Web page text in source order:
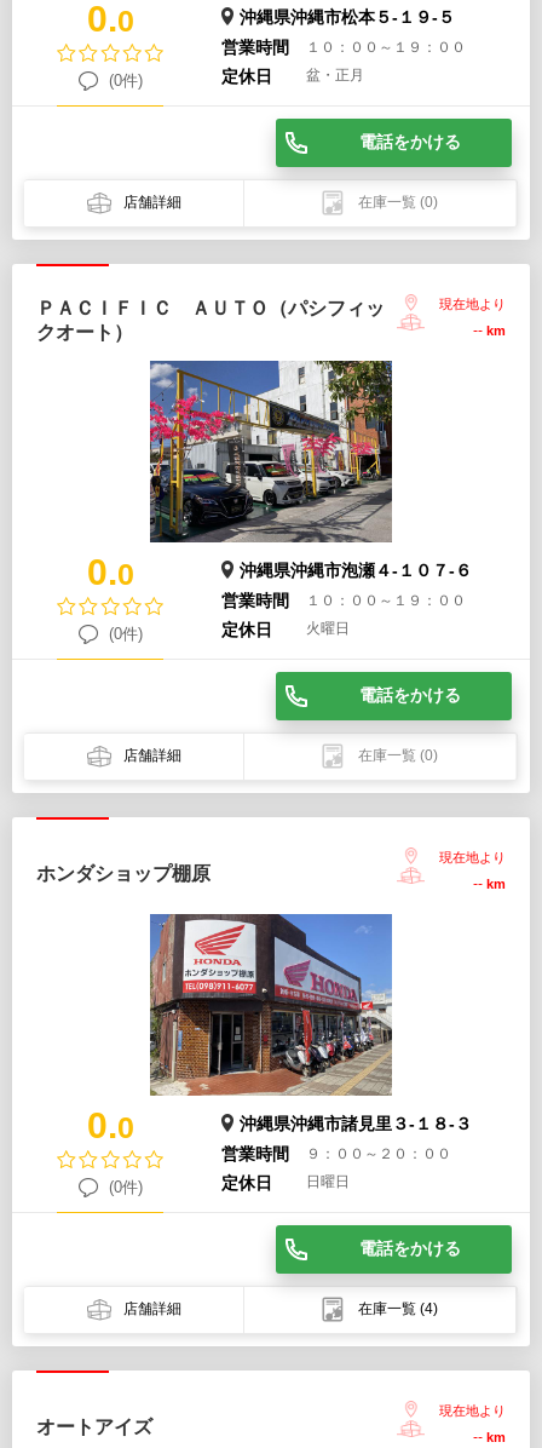
0.0
(0件)
沖縄県沖縄市松本５-１９-５
営業時間
１０：００～１９：００
定休日 盆・正月
電話をかける
店舗詳細 在庫一覧 (0)
ＰＡＣＩＦＩＣ ＡＵＴＯ（パシフィッ
クオート）
現在地より
-- km
0.0
(0件)
沖縄県沖縄市泡瀬４-１０７-６
営業時間
１０：００～１９：００
定休日 火曜日
電話をかける
店舗詳細 在庫一覧 (0)
ホンダショップ棚原
現在地より
-- km
0.0
(0件)
沖縄県沖縄市諸見里３-１８-３
営業時間
９：００～２０：００
定休日 日曜日
電話をかける
店舗詳細 在庫一覧 (4)
オートアイズ
現在地より
-- km